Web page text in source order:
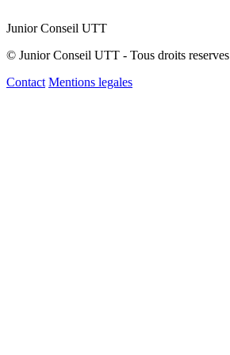
Junior Conseil UTT
© Junior Conseil UTT - Tous droits reserves
Contact Mentions legales